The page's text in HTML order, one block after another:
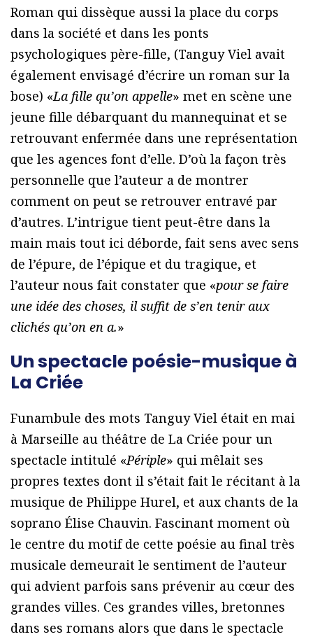
Roman qui dissèque aussi la place du corps
dans la société et dans les ponts
psychologiques père-fille, (Tanguy Viel avait
également envisagé d’écrire un roman sur la
bose) «La fille qu’on appelle» met en scène une
jeune fille débarquant du mannequinat et se
retrouvant enfermée dans une représentation
que les agences font d’elle. D’où la façon très
personnelle que l’auteur a de montrer
comment on peut se retrouver entravé par
d’autres. L’intrigue tient peut-être dans la
main mais tout ici déborde, fait sens avec sens
de l’épure, de l’épique et du tragique, et
l’auteur nous fait constater que «pour se faire
une idée des choses, il suffit de s’en tenir aux
clichés qu’on en a.»
Un spectacle poésie-musique à
La Criée
Funambule des mots Tanguy Viel était en mai
à Marseille au théâtre de La Criée pour un
spectacle intitulé «Périple» qui mêlait ses
propres textes dont il s’était fait le récitant à la
musique de Philippe Hurel, et aux chants de la
soprano Élise Chauvin. Fascinant moment où
le centre du motif de cette poésie au final très
musicale demeurait le sentiment de l’auteur
qui advient parfois sans prévenir au cœur des
grandes villes. Ces grandes villes, bretonnes
dans ses romans alors que dans le spectacle